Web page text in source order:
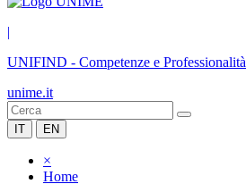
|
UNIFIND - Competenze e Professionalità
unime.it
IT EN
×
Home